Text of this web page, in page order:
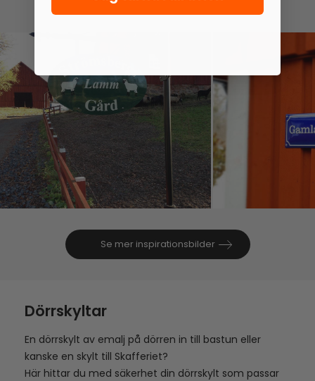
Dörrskyltar
En dörrskylt av emalj på dörren in till bastun eller
kanske en skylt till Skafferiet?
Här hittar du med säkerhet din dörrskylt som passar
Se mer inspirationsbilder